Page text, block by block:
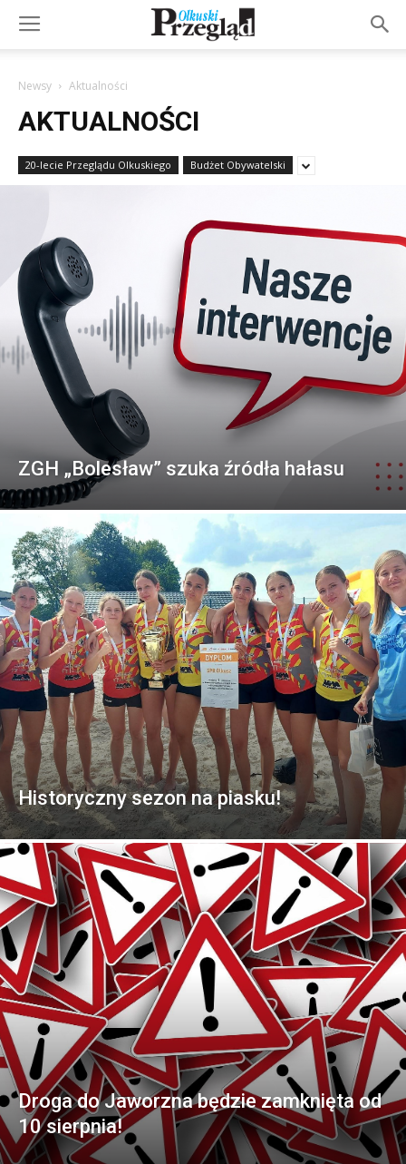
Newsy Aktualności
AKTUALNOŚCI
20-lecie Przeglądu Olkuskiego Budżet Obywatelski
ZGH „Bolesław” szuka źródła hałasu
Historyczny sezon na piasku!
Droga do Jaworzna będzie zamknięta od
10 sierpnia!